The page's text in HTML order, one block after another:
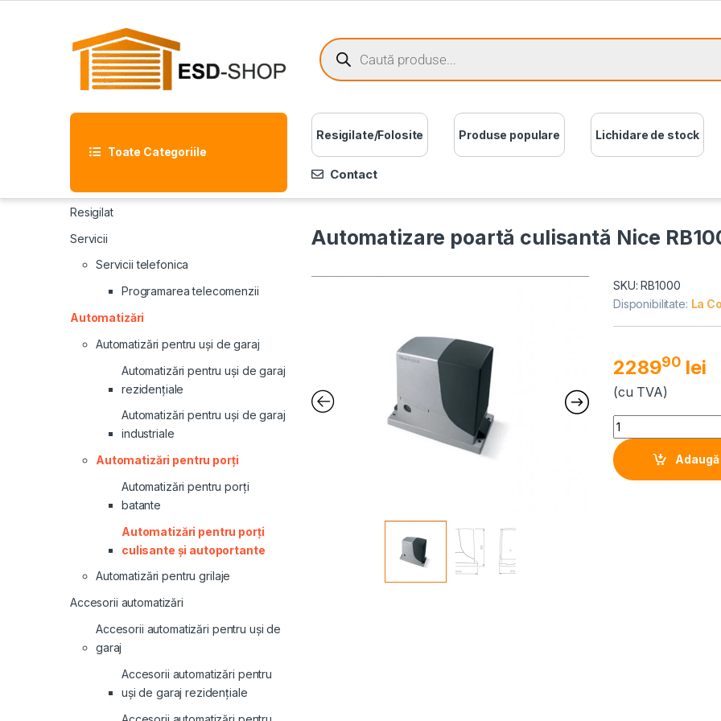
Toate Categoriile
Resigilate/Folosite Produse populare Lichidare de stock
Contact
Automatizare poartă culisantă Nice
SKU: RB1000
Disponibilitate: La
228990 lei
(cu TVA)
Quantity
Resigilat
Servicii
Servicii telefonica
Programarea telecomenzii
Automatizări
Automatizări pentru uși de garaj
Automatizări pentru uși de garaj
rezidențiale
Automatizări pentru uși de garaj
industriale
Automatizări pentru porți
Automatizări pentru porți
batante
Automatizări pentru porți
culisante și autoportante
Automatizări pentru grilaje
Accesorii automatizări
Accesorii automatizări pentru uși de
garaj
Accesorii automatizări pentru
uși de garaj rezidențiale